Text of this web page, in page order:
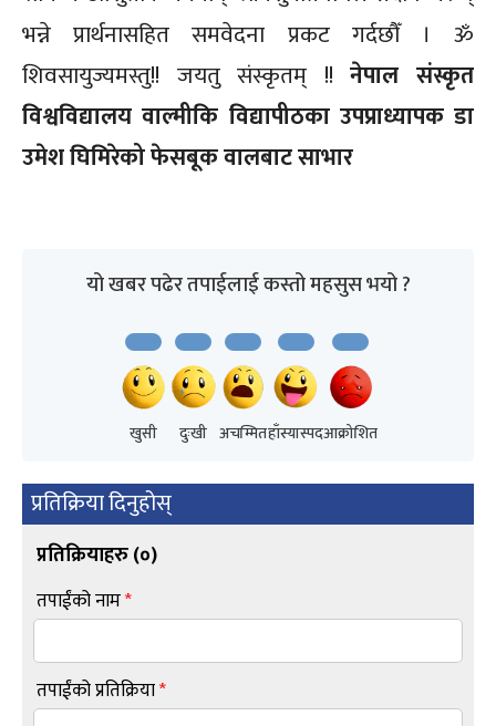
भन्ने प्रार्थनासहित समवेदना प्रकट गर्दछौँ । ॐ
शिवसायुज्यमस्तु!! जयतु संस्कृतम् !!नेपाल संस्कृत
विश्वविद्यालय वाल्मीकि विद्यापीठका उपप्राध्यापक डा
उमेश घिमिरेको फेसबूक वालबाट साभार
यो खबर पढेर तपाईलाई कस्तो महसुस भयो ?
खुसी दुःखी अचम्मितहाँस्यास्पदआक्रोशित
प्रतिक्रिया दिनुहोस्
प्रतिक्रियाहरु (०)
तपाईंको नाम*
तपाईंको प्रतिक्रिया*